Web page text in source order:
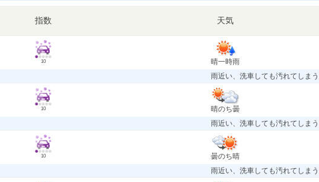
指数 天気
10
晴一時雨
雨近い、洗車しても汚れてしまう
10
晴のち曇
雨近い、洗車しても汚れてしまう
10
曇のち晴
雨近い、洗車しても汚れてしまう